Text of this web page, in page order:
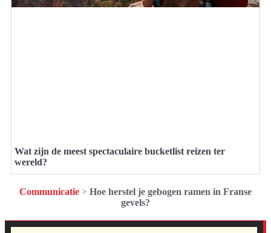
Wat zijn de meest spectaculaire bucketlist reizen ter
wereld?
Communicatie > Hoe herstel je gebogen ramen in Franse
gevels?